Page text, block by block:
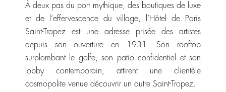
À deux pas du port mythique, des boutiques de luxe
et de l’effervescence du village, l’Hôtel de Paris
Saint-Tropez est une adresse prisée des artistes
depuis son ouverture en 1931. Son rooftop
surplombant le golfe, son patio confidentiel et son
lobby contemporain, attirent une clientèle
cosmopolite venue découvrir un autre Saint-Tropez.